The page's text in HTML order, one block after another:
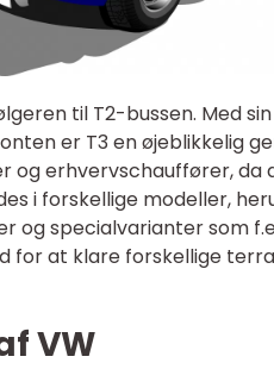
til T2-bussen. Med
er T3 en øjeblikkelig
erhvervschauffører, da
i forskellige modeller,
og specialvarianter som
for at klare forskellige
VW